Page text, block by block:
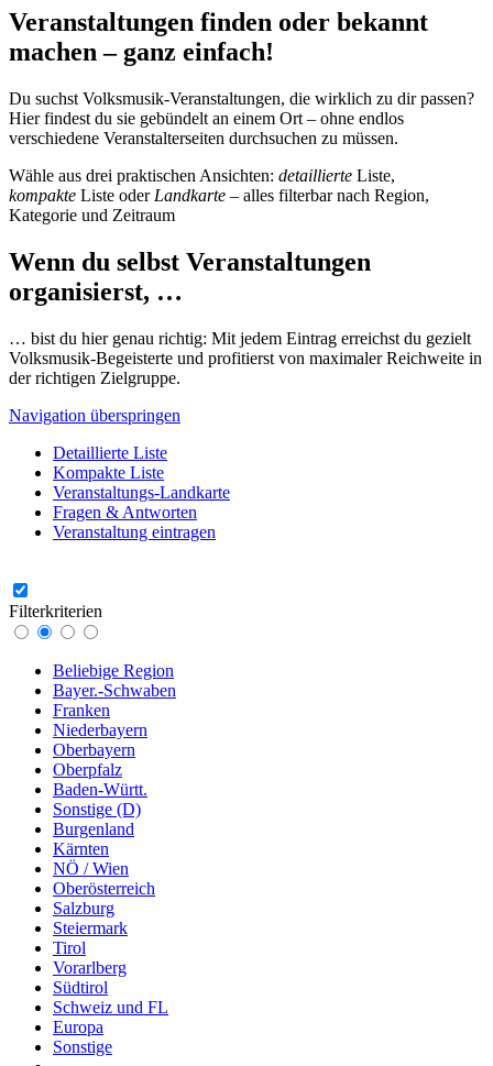
Veranstaltungen finden oder bekannt
machen – ganz einfach!
Du suchst Volksmusik-Veranstaltungen, die wirklich zu dir passen?
Hier findest du sie gebündelt an einem Ort – ohne endlos
verschiedene Veranstalterseiten durchsuchen zu müssen.
Wähle aus drei praktischen Ansichten: detaillierte Liste,
kompakte Liste oder Landkarte – alles filterbar nach Region,
Kategorie und Zeitraum
Wenn du selbst Veranstaltungen
organisierst, …
… bist du hier genau richtig: Mit jedem Eintrag erreichst du gezielt
Volksmusik-Begeisterte und profitierst von maximaler Reichweite in
der richtigen Zielgruppe.
Navigation überspringen
Detaillierte Liste
Kompakte Liste
Veranstaltungs-Landkarte
Fragen & Antworten
Veranstaltung eintragen
Filterkriterien
Beliebige Region
Bayer.-Schwaben
Franken
Niederbayern
Oberbayern
Oberpfalz
Baden-Württ.
Sonstige (D)
Burgenland
Kärnten
NÖ / Wien
Oberösterreich
Salzburg
Steiermark
Tirol
Vorarlberg
Südtirol
Schweiz und FL
Europa
Sonstige